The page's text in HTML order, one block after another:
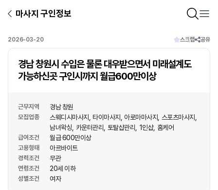
마사지 구인정보
2026-03-20 스크랩 공유
경남 창원시 수입은 물론 대우받으면서 미래설계도
가능하신곳 구인시까지 월급600만이상
근무지역 경남 창원
모집업종 스웨디시마사지 타이마사지 아로마마사지
스포츠마사지
남녀왁싱 카운터관리 토탈샵관리 1인샵 홈케어
급여조건 월급 600만이상
고용형태 아르바이트
경력조건 무관
연령조건 20세 이하
성별조건 여자